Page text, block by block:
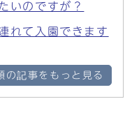
いのですが？
れて入園できます
の記事をもっと見る